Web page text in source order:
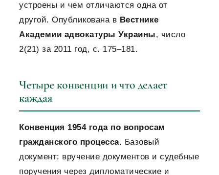
устроены и чем отличаются одна от
другой. Опубликована в Вестнике
Академии адвокатуры Украины, число
2(21) за 2011 год, с. 175–181.
Четыре конвенции и что делает
каждая
Конвенция 1954 года по вопросам
гражданского процесса. Базовый
документ: вручение документов и судебные
поручения через дипломатические и